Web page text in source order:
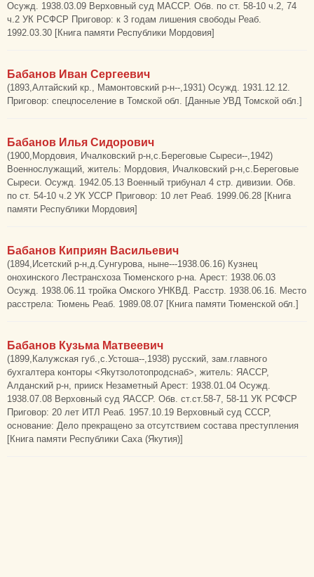
Осужд. 1938.03.09 Верховный суд МАССР. Обв. по ст. 58-10 ч.2, 74
ч.2 УК РСФСР Приговор: к 3 годам лишения свободы Реаб.
1992.03.30 [Книга памяти Республики Мордовия]
Бабанов Иван Сергеевич
(1893,Алтайский кр., Мамонтовский р-н--,1931) Осужд. 1931.12.12.
Приговор: спецпоселение в Томской обл. [Данные УВД Томской обл.]
Бабанов Илья Сидорович
(1900,Мордовия, Ичалковский р-н,с.Береговые Сыреси--,1942)
Военнослужащий, житель: Мордовия, Ичалковский р-н,с.Береговые
Сыреси. Осужд. 1942.05.13 Военный трибунал 4 стр. дивизии. Обв.
по ст. 54-10 ч.2 УК УССР Приговор: 10 лет Реаб. 1999.06.28 [Книга
памяти Республики Мордовия]
Бабанов Киприян Васильевич
(1894,Исетский р-н,д.Сунгурова, ныне---1938.06.16) Кузнец
онохинского Лестрансхоза Тюменского р-на. Арест: 1938.06.03
Осужд. 1938.06.11 тройка Омского УНКВД. Расстр. 1938.06.16. Место
расстрела: Тюмень Реаб. 1989.08.07 [Книга памяти Тюменской обл.]
Бабанов Кузьма Матвеевич
(1899,Калужская губ.,с.Устоша--,1938) русский, зам.главного
бухгалтера конторы <Якутзолотопродснаб>, житель: ЯАССР,
Алданский р-н, прииск Незаметный Арест: 1938.01.04 Осужд.
1938.07.08 Верховный суд ЯАССР. Обв. ст.ст.58-7, 58-11 УК РСФСР
Приговор: 20 лет ИТЛ Реаб. 1957.10.19 Верховный суд СССР,
основание: Дело прекращено за отсутствием состава преступления
[Книга памяти Республики Саха (Якутия)]